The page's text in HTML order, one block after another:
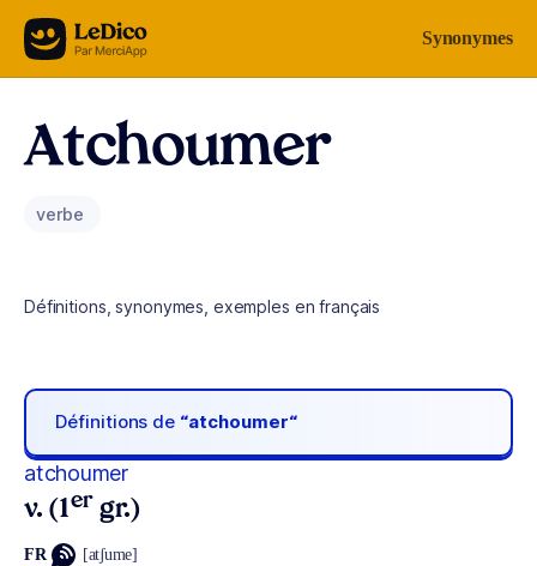
Aller au contenu Synonymes
Atchoumer
verbe
Définitions, synonymes, exemples en français
Définitions de “atchoumer“
atchoumer
v. (1er gr.)
FR [atʃume]